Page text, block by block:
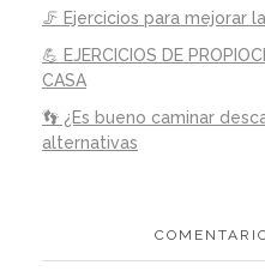
🦵 Ejercicios para mejorar
💪 EJERCICIOS DE
CASA
👣 ¿Es bueno caminar
alternativas